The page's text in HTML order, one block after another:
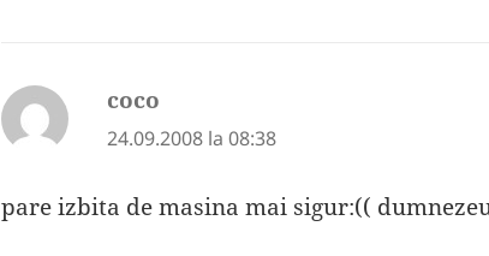
coco
24.09.2008 la 08:38
pare izbita de masina mai sigur:((